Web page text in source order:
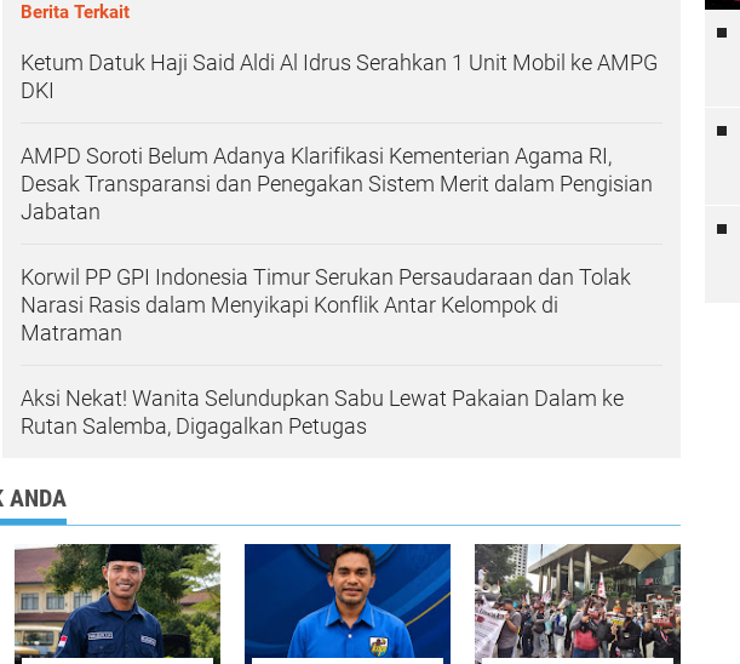
Berita Terkait
Ketum Datuk Haji Said Aldi Al Idrus Serahkan 1 Unit Mobil ke AMPG
DKI
AMPD Soroti Belum Adanya Klarifikasi Kementerian Agama RI,
Desak Transparansi dan Penegakan Sistem Merit dalam Pengisian
Jabatan
Korwil PP GPI Indonesia Timur Serukan Persaudaraan dan Tolak
Narasi Rasis dalam Menyikapi Konflik Antar Kelompok di
Matraman
Aksi Nekat! Wanita Selundupkan Sabu Lewat Pakaian Dalam ke
Rutan Salemba, Digagalkan Petugas
ANDA